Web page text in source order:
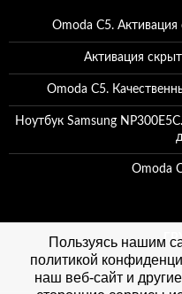
Omoda C5.
Активация
Omoda C5.
Ноутбук Samsung
Omoda
Пользуясь нашим
политикой
наш веб-сайт и